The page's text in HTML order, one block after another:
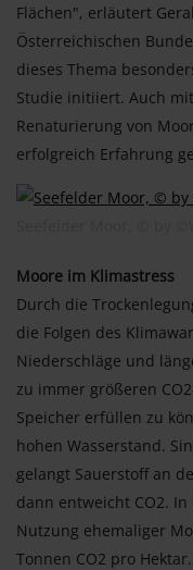
Flächen", erläutert
Österreichischen
dieses Thema
Studie initiiert. Auch
Renaturierung von
erfolgreich Erfahrung
Moore im Klimastress
Durch die
die Folgen des
Niederschläge und
zu immer größeren
Speicher erfüllen zu
hohen Wasserstand.
gelangt Sauerstoff an
dann entweicht CO2.
Nutzung ehemaliger
Tonnen CO2 pro